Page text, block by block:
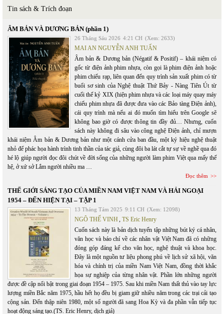
Tin sách & Trích đoạn
ÂM BẢN VÀ DƯƠNG BẢN (phần 1)
26 Tháng Sáu 2026 4:21 CH (Xem: 2633)
MAI AN NGUYỄN ANH TUẤN
Âm bản & Dương bản (Négatif & Positif) – khái niệm có
gốc từ điện ảnh phim nhựa, còn gọi là phim điện ảnh hoặc
phim chiếu rạp, liên quan đến quy trình sản xuất phim có từ
buổi sơ sinh của Nghệ thuật Thứ Bảy - Nàng Tiên Út từ
cuối thế kỷ XIX (hiện phim nhựa và các loại máy quay máy
chiếu phim nhựa đã được đưa vào các Bảo tàng Điện ảnh),
cái quy trình mà nếu ai đó muốn tìm hiểu trên Google sẽ
không bao giờ có được thông tin đầy đủ… Nhưng, cuốn
sách này không đi sâu vào công nghệ Điện ảnh, chỉ mượn
khái niệm Âm bản & Dương bản như một cánh cửa ban đầu, một ký hiệu nghệ thuật
nhỏ để phác họa hành trình tinh thần của tác giả, cùng đôi ba lát cắt tự sự về nghề qua đó
hé lộ giúp người đọc đôi chút về đời sống của những người làm phim Việt qua mấy thế
hệ, ở xứ sở Lắm người nhiều ma …
Đọc thêm
THẾ GIỚI SÁNG TẠO CỦA MIỀN NAM VIỆT NAM VÀ HẢI NGOẠI
1954 – ĐẾN HIỆN TẠI – TẬP 1
13 Tháng Tám 2025 9:11 CH (Xem: 12098)
NGÔ THẾ VINH, TS Eric Henry
Cuốn sách này là bản dịch tuyển tập những bút ký cá nhân,
văn học và báo chí về các nhân vật Việt Nam đã có những
đóng góp đáng kể cho văn học, nghệ thuật và khoa học.
Đây là một nguồn tư liệu phong phú về lịch sử xã hội, văn
hóa và chính trị của miền Nam Việt Nam, đồng thời khắc
họa sự nghiệp của từng nhân vật. Phần lớn những người
được đề cập nổi bật trong giai đoạn 1954 – 1975. Sau khi miền Nam thất thủ vào tay lực
lượng miền Bắc năm 1975, hầu hết họ đều bị giam giữ nhiều năm trong các trại cải tạo
cộng sản. Đến thập niên 1980, một số người đã sang Hoa Kỳ và đa phần vẫn tiếp tục
hoạt động sáng tạo.(TS. Eric Henry, dịch giả)